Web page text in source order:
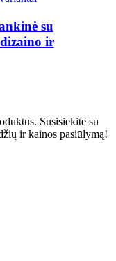
su
ir
Susisiekite su
ir kainos pasiūlymą!